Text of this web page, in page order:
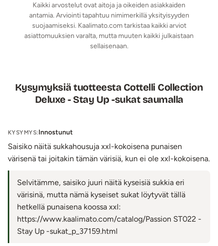
Kaikki arvostelut ovat aitoja ja oikeiden asiakkaiden
antamia. Arviointi tapahtuu nimimerkillä yksityisyyden
suojaamiseksi. Kaalimato.com tarkistaa kaikki arviot
asiattomuuksien varalta, mutta muuten kaikki julkaistaan
sellaisenaan.
Kysymyksiä tuotteesta Cottelli Collection
Deluxe - Stay Up -sukat saumalla
KYSYMYS:Innostunut
Saisiko näitä sukkahousuja xxl-kokoisena punaisen
värisenä tai joitakin tämän värisiä, kun ei ole xxl-kokoisena.
Selvitämme, saisiko juuri näitä kyseisiä sukkia eri
värisinä, mutta nämä kyseiset sukat löytyvät tällä
hetkellä punaisena koossa xxl:
https://www.kaalimato.com/catalog/Passion ST022 -
Stay Up -sukat_p_37159.html